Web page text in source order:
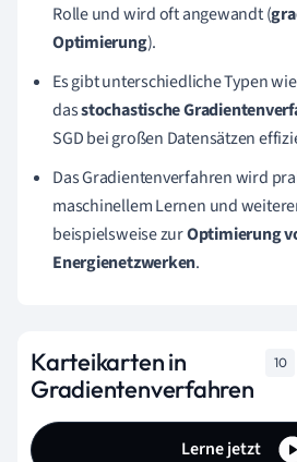
Rolle und wird oft angewandt (
Optimierung).
Es gibt unterschiedliche Typen
dasstochastische
SGD bei großen Datensätzen
Das Gradientenverfahren wird
maschinellem Lernen und
beispielsweise zurOptimierung
Energienetzwerken.
Karteikarten in
Gradientenverfahren
10
Lerne jetzt